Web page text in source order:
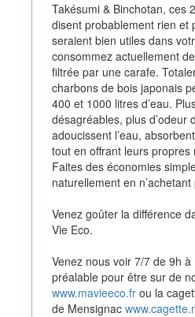
Takésumi & Binchotan, ces
disent probablement rien et
seraient bien utiles dans
consommez actuellement
filtrée par une carafe.
charbons de bois japonais
400 et 1000 litres d’eau.
désagréables, plus d’odeur
adoucissent l’eau,
tout en offrant leurs propres
Faites des économies
naturellement en
Venez goûter la différence
Vie Eco.
Venez nous voir 7/7 de 9h
préalable pour être sur de
www.mavieeco.fr ou la
de Mensignac